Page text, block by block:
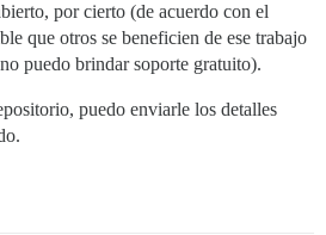
por cierto (de acuerdo con el
que otros se beneficien de ese trabajo
puedo brindar soporte gratuito).
puedo enviarle los detalles